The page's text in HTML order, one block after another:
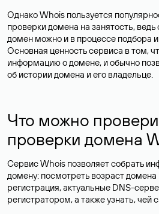
Однако Whois пользуется
проверки домена на занятость,
домен можно и в процессе подбора
Основная ценность сервиса в том,
информацию о домене, и обычно
об истории домена и его владельце.
Что можно
проверки домена
Сервис Whois позволяет собрать
домену: посмотреть возраст домена
регистрация, актуальные DNS-
регистратором, а также узнать, чей